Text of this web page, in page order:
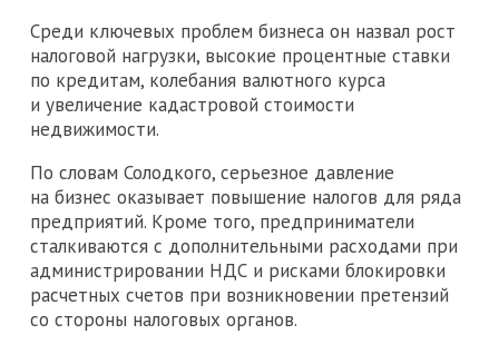
Среди ключевых проблем бизнеса он назвал рост
налоговой нагрузки, высокие процентные ставки
по кредитам, колебания валютного курса
и увеличение кадастровой стоимости
недвижимости.
По словам Солодкого, серьезное давление
на бизнес оказывает повышение налогов для ряда
предприятий. Кроме того, предприниматели
сталкиваются с дополнительными расходами при
администрировании НДС и рисками блокировки
расчетных счетов при возникновении претензий
со стороны налоговых органов.